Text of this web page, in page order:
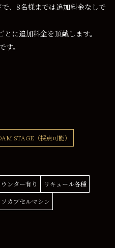
、8名様までは追加料金なしで
に追加料金を頂戴します。
。
STAGE（採点可能）
ンター有り
リキュール各種
カプセルマシン